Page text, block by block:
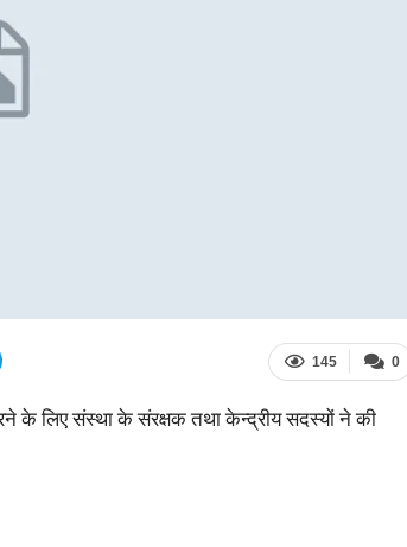
0
145
के लिए संस्था के संरक्षक तथा केन्द्रीय सदस्यों ने की